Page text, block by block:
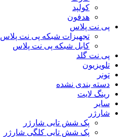
کولپد
هدفون
پی نت پلاس
تجهیزات شبکه پی نت پلاس
کابل شبکه پی نت پلاس
پی نت گلد
تلویزیون
تونر
دسته بندی نشده
رینگ لایت
سایر
شارژر
پک شش تایی شارژر
پک شش تایی کلگی شارژر